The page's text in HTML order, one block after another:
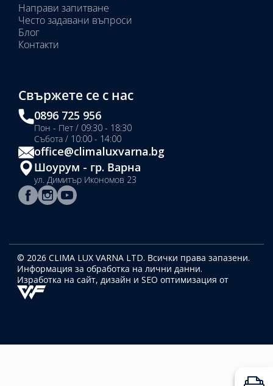
Направи запитване
Често задавани въпроси
Блог
Контакти
Свържете се с нас
0896 725 956
Пон - Пет / 09:30 - 18:30
Събота / 10:00 - 14:00
office@climaluxvarna.bg
Шоурум - гр. Варна
ул. Димитър Икономов 23
© 2026 CLIMA LUX VARNA LTD. Всички права запазени.
Информация за обработка на лични данни.
Изработка на сайт, дизайн и SEO оптимизация от